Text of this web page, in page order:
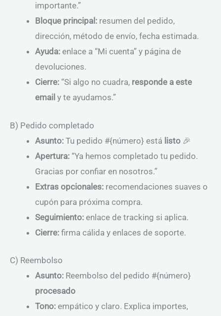
importante.”
Bloque principal: resumen del pedido,
dirección, método de envío, fecha estimada.
Ayuda: enlace a “Mi cuenta” y página de
devoluciones.
Cierre: “Si algo no cuadra, responde a este
email y te ayudamos.”
B) Pedido completado
Asunto: Tu pedido #{número} está listo 🎉
Apertura: “Ya hemos completado tu pedido.
Gracias por confiar en nosotros.”
Extras opcionales: recomendaciones suaves o
cupón para próxima compra.
Seguimiento: enlace de tracking si aplica.
Cierre: firma cálida y enlaces de soporte.
C) Reembolso
Asunto: Reembolso del pedido #{número}
procesado
Tono: empático y claro. Explica importes,